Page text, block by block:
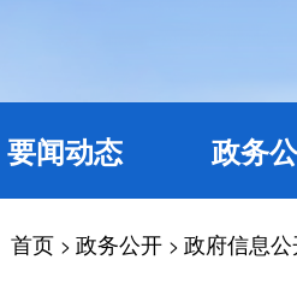
要闻动态 政务
首页 > 政务公开 > 政府信息